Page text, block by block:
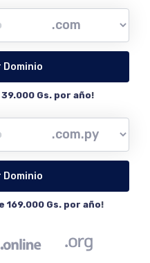
Gs. por año!
169.000 Gs. por año!